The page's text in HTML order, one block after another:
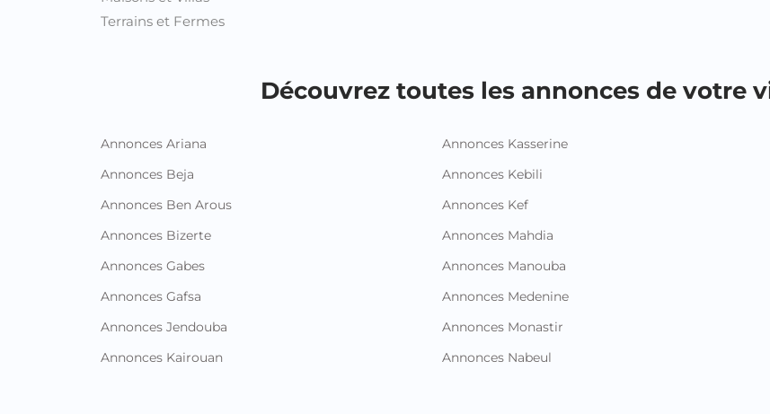
Terrains et Fermes
Découvrez toutes les annonces de votre
Annonces Ariana
Annonces Beja
Annonces Ben Arous
Annonces Bizerte
Annonces Gabes
Annonces Gafsa
Annonces Jendouba
Annonces Kairouan
Annonces Kasserine
Annonces Kebili
Annonces Kef
Annonces Mahdia
Annonces Manouba
Annonces Medenine
Annonces Monastir
Annonces Nabeul